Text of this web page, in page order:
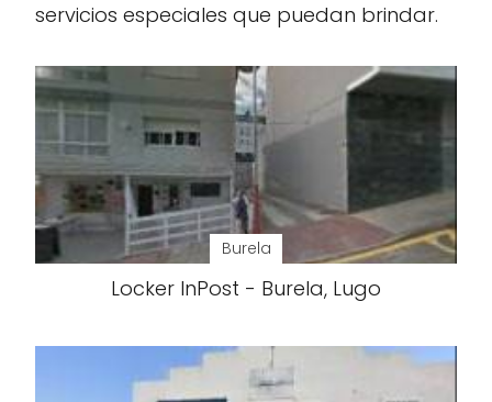
servicios especiales que puedan brindar.
Burela
Locker InPost - Burela, Lugo